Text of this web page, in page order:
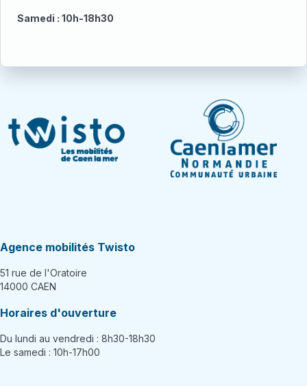
Samedi : 10h-18h30
Agence mobilités Twisto
51 rue de l'Oratoire
14000 CAEN
Horaires d'ouverture
Du lundi au vendredi : 8h30-18h30
Le samedi : 10h-17h00